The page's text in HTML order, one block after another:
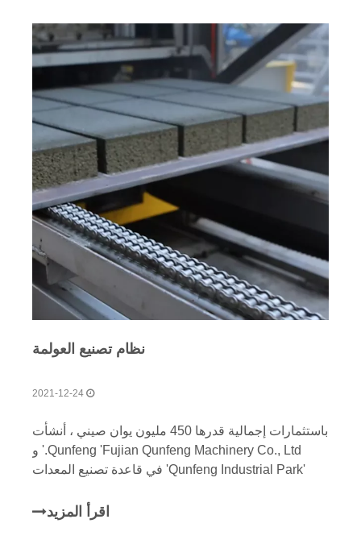
نظام تصنيع العولمة
باستثمارات إجمالية قدرها 450 مليون يوان صيني ، أنشأت
Qunfeng 'Fujian Qunfeng Machinery Co., Ltd.' و
'Qunfeng Industrial Park' في قاعدة تصنيع المعدات
اقرأ المزيد